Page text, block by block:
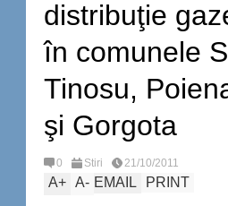
distribuţie
în comunele
Tinosu,
şi Gorgota
0 Stiri 21/10/2011
A+ A- EMAIL PRINT